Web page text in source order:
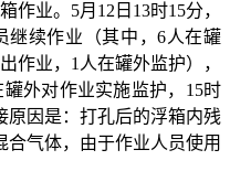
作业。5月12日13时15分，
继续作业（其中，6人在罐
作业，1人在罐外监护），
外对作业实施监护，15时
原因是：打孔后的浮箱内残
气体，由于作业人员使用